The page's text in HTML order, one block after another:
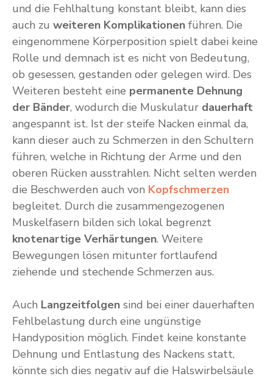
und die Fehlhaltung konstant bleibt, kann dies
auch zu weiteren Komplikationen führen. Die
eingenommene Körperposition spielt dabei keine
Rolle und demnach ist es nicht von Bedeutung,
ob gesessen, gestanden oder gelegen wird. Des
Weiteren besteht eine permanente Dehnung
der Bänder, wodurch die Muskulatur dauerhaft
angespannt ist. Ist der steife Nacken einmal da,
kann dieser auch zu Schmerzen in den Schultern
führen, welche in Richtung der Arme und den
oberen Rücken ausstrahlen. Nicht selten werden
die Beschwerden auch von Kopfschmerzen
begleitet. Durch die zusammengezogenen
Muskelfasern bilden sich lokal begrenzt
knotenartige Verhärtungen. Weitere
Bewegungen lösen mitunter fortlaufend
ziehende und stechende Schmerzen aus.
Auch Langzeitfolgen sind bei einer dauerhaften
Fehlbelastung durch eine ungünstige
Handyposition möglich. Findet keine konstante
Dehnung und Entlastung des Nackens statt,
könnte sich dies negativ auf die Halswirbelsäule